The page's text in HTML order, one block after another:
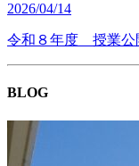
2026/04/14
令和８年度 授業公
BLOG